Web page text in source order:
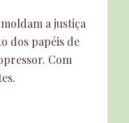
a justiça
dos papéis de
Com